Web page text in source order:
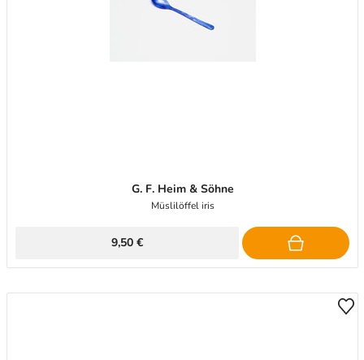
G. F. Heim & Söhne
Müslilöffel iris
9,50 €